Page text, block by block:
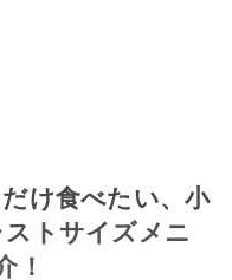
だけ食べたい、小
トサイズメニ
！